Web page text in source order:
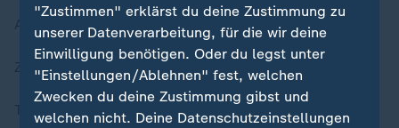
Aktuelle Sendungs-Videos
ZDFheute Stories
Themen im Überblick
"Zustimmen" erklärst du deine Zustimmung zu
unserer Datenverarbeitung, für die wir deine
Einwilligung benötigen. Oder du legst unter
"Einstellungen/Ablehnen" fest, welchen
Zwecken du deine Zustimmung gibst und
welchen nicht. Deine Datenschutzeinstellungen